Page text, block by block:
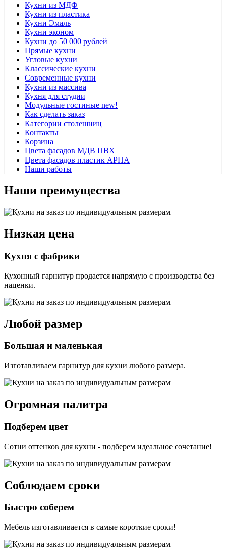
Кухни из МДФ
Кухни из пластика
Кухни Эмаль
Кухни эконом
Кухни до 50 000 рублей
Прямые кухни
Угловые кухни
Классические кухни
Современные кухни
Кухни из массива
Кухня для студии
Модульные гостиные new!
Как сделать заказ
Категории столешниц
Контакты
Корзина
Цвета фасадов МДВ ПВХ
Цвета фасадов пластик АРПА
Наши работы
Наши преимущества
Низкая цена
Кухня с фабрики
Кухонный гарнитур продается напрямую с производства без
наценки.
Любой размер
Большая и маленькая
Изготавливаем гарнитур для кухни любого размера.
Огромная палитра
Подберем цвет
Сотни оттенков для кухни - подберем идеальное сочетание!
Соблюдаем сроки
Быстро соберем
Мебель изготавливается в самые короткие сроки!